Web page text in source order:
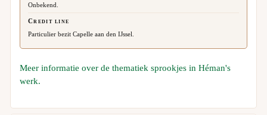
Onbekend.
Credit line
Particulier bezit Capelle aan den IJssel.
Meer informatie over de thematiek sprookjes in Héman's
werk.